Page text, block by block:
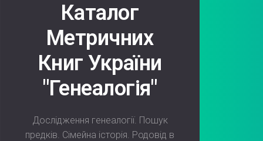
Каталог
Метричних
Книг України
"Генеалогія"
Дослідження генеалогії. Пошук
предків. Сімейна історія. Родовід в